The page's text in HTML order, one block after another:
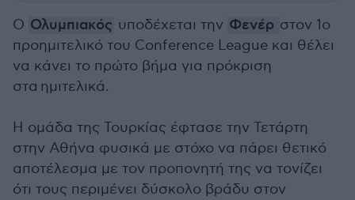
Ο Ολυμπιακός υποδέχεται την Φενέρ στον 1ο
προημιτελικό του Conference League και θέλει
να κάνει το πρώτο βήμα για πρόκριση
στα ημιτελικά.
Η ομάδα της Τουρκίας έφτασε την Τετάρτη
στην Αθήνα φυσικά με στόχο να πάρει θετικό
αποτέλεσμα με τον προπονητή της να τονίζει
ότι τους περιμένει δύσκολο βράδυ στον